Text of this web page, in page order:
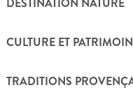
CULTURE ET
TRADITIONS